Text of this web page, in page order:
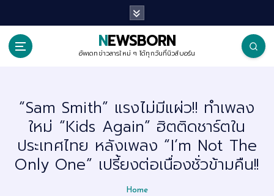
i
NEWSBORN
อัพเดทข่าวสารใหม่ ๆ ได้ทุกวันที่นิวส์บอร์น
“Sam Smith” แรงไม่มีแผ่ว!! ทำเพลง
ใหม่ “Kids Again” ฮิตติดชาร์ตใน
ประเทศไทย หลังเพลง “I’m Not The
Only One” เปรี้ยงต่อเนื่องชั่วข้ามคืน!!
Home